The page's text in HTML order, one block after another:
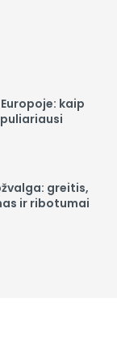
kaip
greitis,
ir ribotumai